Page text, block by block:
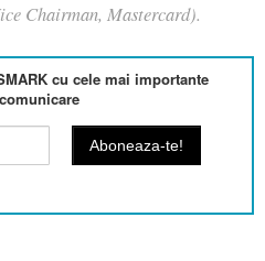
Chairman, Mastercard).
cu cele mai importante